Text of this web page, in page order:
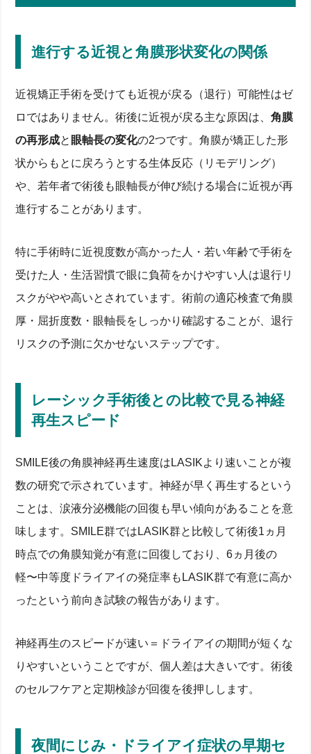
進行する近視と角膜形状変化の関係
近視矯正手術を受けても近視が戻る（退行）可能性はゼ
ロではありません。術後に近視が戻る主な原因は、角膜
の再形成と 眼軸長の変化の2つです。角膜が矯正した形
状からもとに戻ろうとする生体反応（リモデリング）
や、若年者で術後も眼軸長が伸び続ける場合に近視が再
進行することがあります。
特に手術時に近視度数が高かった人・若い年齢で手術を
受けた人・生活習慣で眼に負荷をかけやすい人は退行リ
スクがやや高いとされています。術前の適応検査で角膜
厚・屈折度数・眼軸長をしっかり確認することが、退行
リスクの予測に欠かせないステップです。
レーシック手術後との比較で見る神経
再生スピード
SMILE後の角膜神経再生速度はLASIKより速いことが複
数の研究で示されています。神経が早く再生するという
ことは、涙液分泌機能の回復も早い傾向があることを意
味します。SMILE群ではLASIK群と比較して術後1ヵ月
時点での角膜知覚が有意に回復しており、6ヵ月後の
軽〜中等度ドライアイの発症率もLASIK群で有意に高か
ったという前向き試験の報告があります。
神経再生のスピードが速い＝ドライアイの期間が短くな
りやすいということですが、個人差は大きいです。術後
のセルフケアと定期検診が回復を後押しします。
夜間にじみ・ドライアイ症状の早期セ